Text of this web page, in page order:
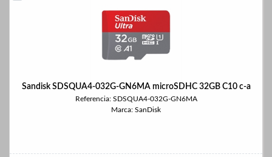
Sandisk SDSQUA4-032G-GN6MA microSDHC 32GB C10 c-a
Referencia: SDSQUA4-032G-GN6MA
Marca: SanDisk